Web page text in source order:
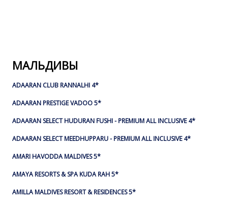
МАЛЬДИВЫ
ADAARAN CLUB RANNALHI 4*
ADAARAN PRESTIGE VADOO 5*
ADAARAN SELECT HUDURAN FUSHI - PREMIUM ALL INCLUSIVE 4*
ADAARAN SELECT MEEDHUPPARU - PREMIUM ALL INCLUSIVE 4*
AMARI HAVODDA MALDIVES 5*
AMAYA RESORTS & SPA KUDA RAH 5*
AMILLA MALDIVES RESORT & RESIDENCES 5*